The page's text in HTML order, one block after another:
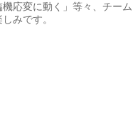
応変に動く」等々、チーム
みです。